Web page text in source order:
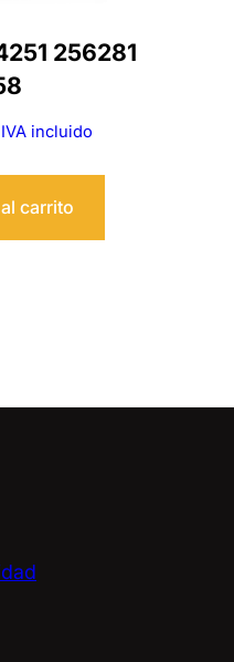
256281
IVA incluido
carrito